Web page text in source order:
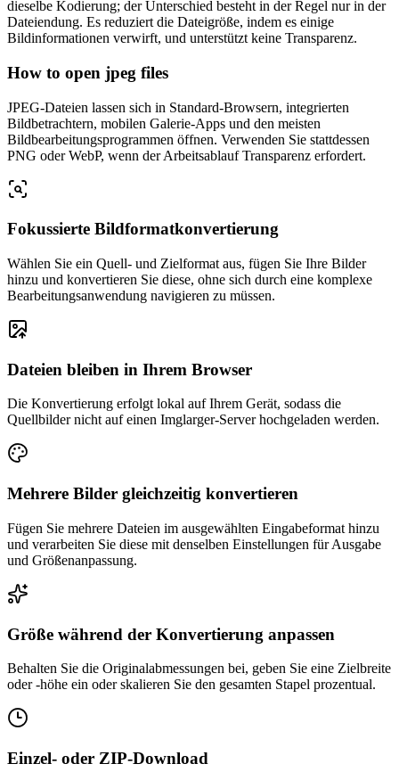
dieselbe Kodierung; der Unterschied besteht in der Regel nur in der
Dateiendung. Es reduziert die Dateigröße, indem es einige
Bildinformationen verwirft, und unterstützt keine Transparenz.
How to open jpeg files
JPEG-Dateien lassen sich in Standard-Browsern, integrierten
Bildbetrachtern, mobilen Galerie-Apps und den meisten
Bildbearbeitungsprogrammen öffnen. Verwenden Sie stattdessen
PNG oder WebP, wenn der Arbeitsablauf Transparenz erfordert.
Fokussierte Bildformatkonvertierung
Wählen Sie ein Quell- und Zielformat aus, fügen Sie Ihre Bilder
hinzu und konvertieren Sie diese, ohne sich durch eine komplexe
Bearbeitungsanwendung navigieren zu müssen.
Dateien bleiben in Ihrem Browser
Die Konvertierung erfolgt lokal auf Ihrem Gerät, sodass die
Quellbilder nicht auf einen Imglarger-Server hochgeladen werden.
Mehrere Bilder gleichzeitig konvertieren
Fügen Sie mehrere Dateien im ausgewählten Eingabeformat hinzu
und verarbeiten Sie diese mit denselben Einstellungen für Ausgabe
und Größenanpassung.
Größe während der Konvertierung anpassen
Behalten Sie die Originalabmessungen bei, geben Sie eine Zielbreite
oder -höhe ein oder skalieren Sie den gesamten Stapel prozentual.
Einzel- oder ZIP-Download